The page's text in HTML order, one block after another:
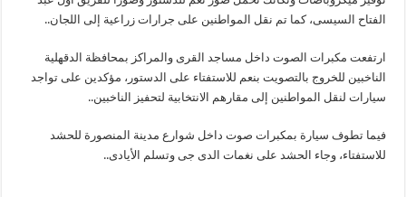
الفتاح السيسى، كما تم نقل المواطنين على جرارات زراعية إلى اللجان..
ارتفعت مكبرات الصوت داخل مساجد القرى والمراكز بمحافظة الدقهلية
الناخبين للخروج بالتصويت بنعم للاستفتاء على الدستور، مؤكدين على تواجد
سيارات لنقل المواطنين إلى مقارهم الانتخابية لتحفيز الناخبين..
فيما تطوف سيارة بمكبرات صوت داخل شوارع مدينة المنصورة للحشد
للاستفتاء، وجاء الحشد على نغمات الدى جى وتسلم الأيادى..